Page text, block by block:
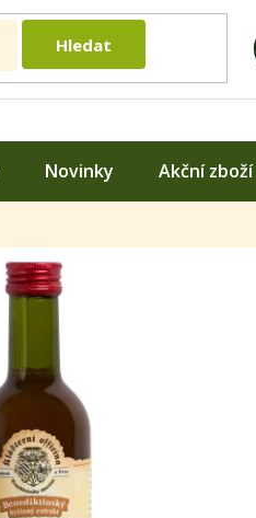
Hledat
Novinky Akční zboží